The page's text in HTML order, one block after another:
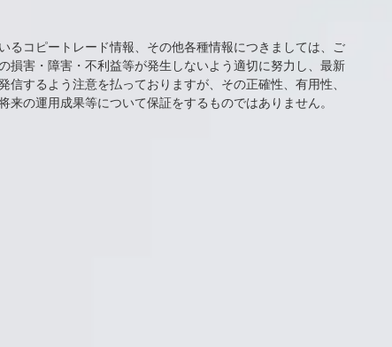
るコピートレード情報、その他各種情報につきましては、ご
損害・障害・不利益等が発生しないよう適切に努力し、最新
信するよう注意を払っておりますが、その正確性、有用性、
来の運用成果等について保証をするものではありません。